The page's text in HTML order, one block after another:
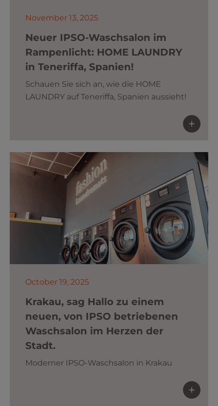
November 13, 2025
Neuer IPSO-Waschsalon im
Rampenlicht: HOME LAUNDRY
in Teneriffa, Spanien!
Schauen Sie sich an, wie die HOME
LAUNDRY auf Teneriffa, Spanien aussieht!
October 19, 2025
Krakau, sag Hallo zu einem
neuen, von IPSO betriebenen
Waschsalon im Herzen der
Stadt.
Moderner IPSO-Waschsalon in Krakau